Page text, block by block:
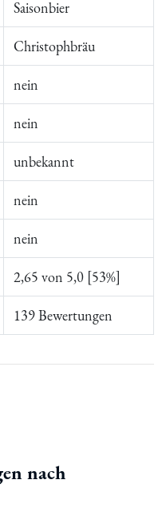
Saisonbier
Christophbräu
nein
nein
unbekannt
nein
nein
2,65 von 5,0 [53%]
139 Bewertungen
nach